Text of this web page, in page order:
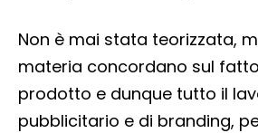
Non è mai stata teorizzata,
materia concordano sul
prodotto e dunque tutto il
pubblicitario e di branding,